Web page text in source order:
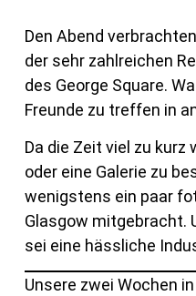
Den Abend
der sehr zahlreichen
des George Square.
Freunde zu treffen in
Da die Zeit viel zu kurz
oder eine Galerie zu
wenigstens ein paar
Glasgow mitgebracht.
sei eine hässliche
Unsere zwei Wochen